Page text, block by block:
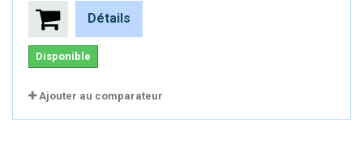
Détails
Disponible
Ajouter au comparateur